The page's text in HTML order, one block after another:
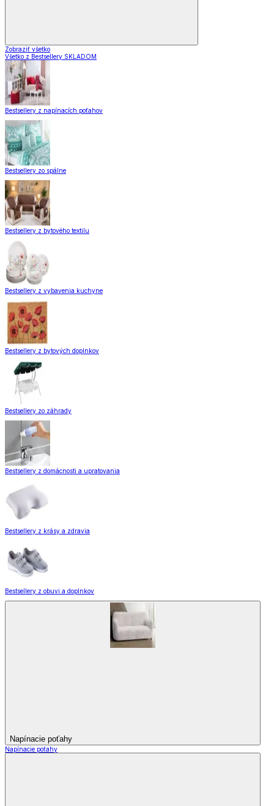
Zobraziť všetko
Všetko z Bestsellery SKLADOM
Bestsellery z napínacích poťahov
Bestsellery zo spálne
Bestsellery z bytového textilu
Bestsellery z vybavenia kuchyne
Bestsellery z bytových doplnkov
Bestsellery zo záhrady
Bestsellery z domácnosti a upratovania
Bestsellery z krásy a zdravia
Bestsellery z obuvi a doplnkov
Napínacie poťahy
Napínacie poťahy